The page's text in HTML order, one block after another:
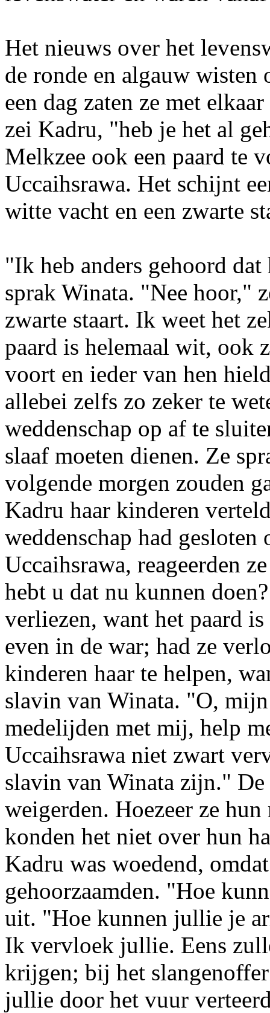
Het nieuws over het
de ronde en algauw
een dag zaten ze met
zei Kadru, "heb je het al
Melkzee ook een paard te
Uccaihsrawa. Het schijnt
witte vacht en een zwarte
"Ik heb anders gehoord
sprak Winata. "Nee hoor,"
zwarte staart. Ik weet het
paard is helemaal wit, ook
voort en ieder van hen
allebei zelfs zo zeker te
weddenschap op af te
slaaf moeten dienen. Ze
volgende morgen zouden
Kadru haar kinderen
weddenschap had
Uccaihsrawa, reageerden
hebt u dat nu kunnen
verliezen, want het paard
even in de war; had ze
kinderen haar te helpen,
slavin van Winata. "O,
medelijden met mij, help
Uccaihsrawa niet zwart
slavin van Winata zijn."
weigerden. Hoezeer ze
konden het niet over hun
Kadru was woedend,
gehoorzaamden. "Hoe
uit. "Hoe kunnen jullie je
Ik vervloek jullie. Eens
krijgen; bij het
jullie door het vuur